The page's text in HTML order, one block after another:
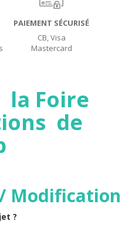
PAIEMENT SÉCURISÉ
CB, Visa
Mastercard
la Foire
de
Modification
?